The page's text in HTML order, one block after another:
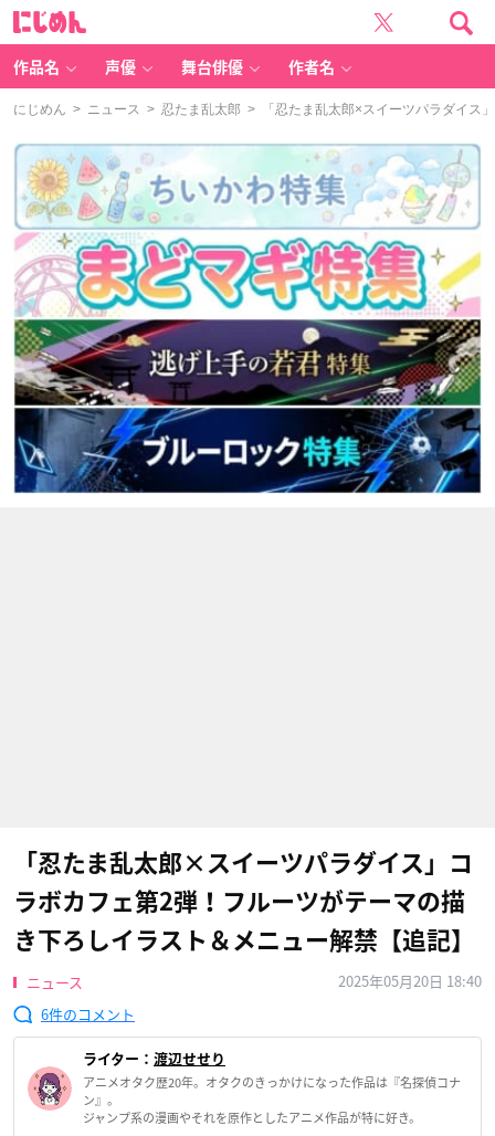
作品名 声優 舞台俳優 作者名
にじめん > ニュース > 忍たま乱太郎 > 「忍たま乱太郎×スイーツパラダイス
「忍たま乱太郎×スイーツパラダイス」コ
ラボカフェ第2弾！フルーツがテーマの描
き下ろしイラスト＆メニュー解禁【追記】
ニュース
2025年05月20日 18:40
6
ライター： 渡辺せせり
アニメオタク歴20年。オタクのきっかけになった作品は『名探偵コナ
ン』。
ジャンプ系の漫画やそれを原作としたアニメ作品が特に好き。